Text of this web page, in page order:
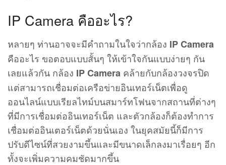
IP Camera คืออะไร?
หลายๆ ท่านอาจจะมีคำถามในใจว่ากล้อง IP Camera
คืออะไร ขอตอบแบบสั้นๆ ให้เข้าใจกันแบบง่ายๆ กัน
เลยแล้วกัน กล้อง IP Camera คล้ายกับกล้องวงจรปิด
แต่สามารถเชื่อมต่อเครือข่ายอินเทอร์เน็ตเพื่อดู
ออนไลน์แบบเรียลไทม์บนสมาร์ทโฟนจากสถานที่ต่างๆ
ที่มีการเชื่อมต่ออินเทอร์เน็ต และตัวกล้องก็ต้องทำการ
เชื่อมต่ออินเตอร์เน็ตด้วยนั่นเอง ในยุคสมัยนี้ก็มีการ
ปรับดีไซน์ที่สวยงามขึ้นและมีขนาดเล็กลงมาเรื่อยๆ อีก
ทั้งจะเพิ่มความคมชัดมากขึ้น